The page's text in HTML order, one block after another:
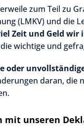
zum Teil zu
(LMKV) und die
Zeit und Geld wir
wichtige und
oder
daran, die
mit unseren